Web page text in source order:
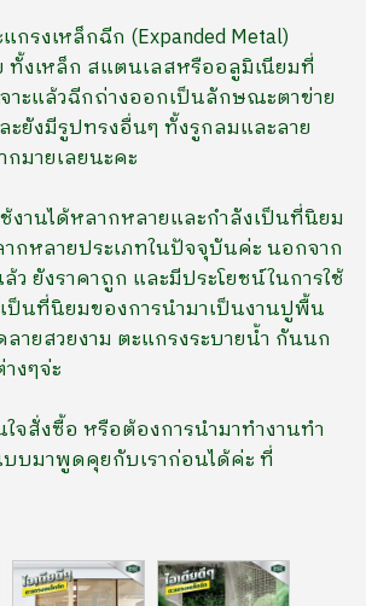
รงเหล็กฉีก (Expanded Metal)
ทั้งเหล็ก สแตนเลสหรืออลูมิเนียมที่
าะแล้วฉีกถ่างออกเป็นลักษณะตาข่าย
ยังมีรูปทรงอื่นๆ ทั้งรูกลมและลาย
มายเลยนะคะ
ช้งานได้หลากหลายและกำลังเป็นที่นิยม
กหลายประเภทในปัจจุบันค่ะ นอกจาก
ว ยังราคาถูก และมีประโยชน์ในการใช้
ป็นที่นิยมของการนำมาเป็นงานปูพื้น
ายสวยงาม ตะแกรงระบายน้ำ กันนก
งๆจ่ะ
จสั่งซื้อ หรือต้องการนำมาทำงานทำ
บมาพูดคุยกับเราก่อนได้ค่ะ ที่